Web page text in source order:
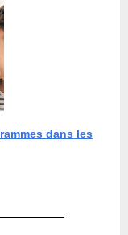
dans les